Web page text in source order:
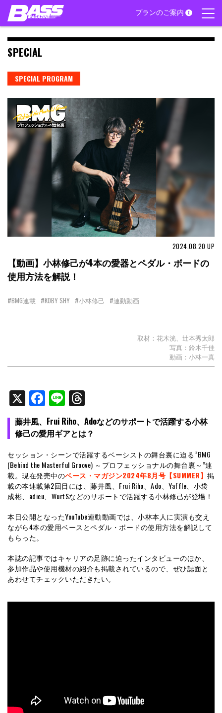
Skip
content
プランのご案内
SPECIAL
SPECIAL PROGRAM
2024.08.20 UP
【動画】小林修己が4本の愛器とペダル・ボードの
使用方法を解説！
#BMG連載 #KOBY SHY #小林修己 #連動動画
取材：花木洸、辻本秀太郎
写真：鈴木千佳
動画：小林一真
X Facebook
Line
藤井風、Frui Riho、Adoなどのサポートで活躍する小林
修己の愛用ギアとは？
セッション・シーンで活躍するベーシストの舞台裏に迫る“BMG
(Behind the Masterful Groove) ～プロフェッショナルの舞台裏～”連
載。現在発売中のベース・マガジン2024年8月号【SUMMER】 掲
載の本連載第2回目には、藤井風、Frui Riho、Ado、Yaffle、小袋
成彬、adieu、WurtSなどのサポートで活躍する小林修己が登場！
本日公開となったYouTube連動動画では、小林本人に実演も交え
ながら4本の愛用ベースとペダル・ボードの使用方法を解説して
もらった。
本誌の記事ではキャリアの足跡に迫ったインタビューのほか、
参加作品や使用機材の紹介も掲載されているので、ぜひ誌面と
あわせてチェックいただきたい。